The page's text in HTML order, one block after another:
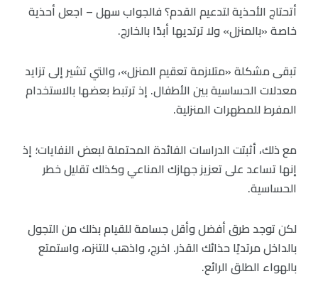
أتحتاج الأحذية لتدعيم القدم؟ فالجواب سهل – اجعل أحذية
خاصة «بالمنزل» ولا ترتديها أبدًا بالخارج.
تبقى مشكلة «متلازمة تعقيم المنزل»، والتي تشير إلى تزايد
معدلات الحساسية بين الأطفال. إذ ترتبط بعضها بالاستخدام
المفرط للمطهرات المنزلية.
مع ذلك، أثبتت الدراسات الفائدة المحتملة لبعض النفايات؛ إذ
إنها تساعد على تعزيز جهازك المناعي وكذلك تقليل خطر
الحساسية.
لكن توجد طرق أفضل وأقل جسامة للقيام بذلك من التجول
بالداخل مرتديًا حذائك القذر. اخرج، واذهب للتنزه، واستمتع
بالهواء الطلق الرائع.